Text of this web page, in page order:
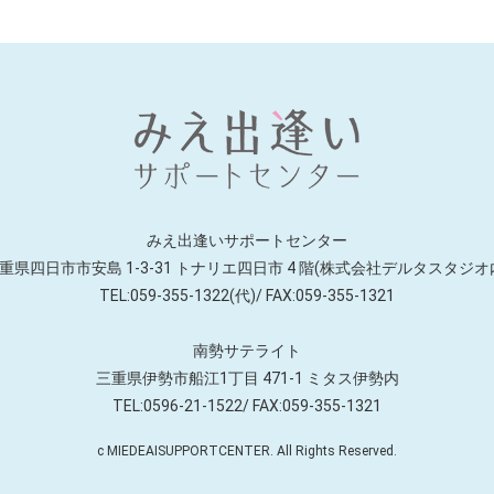
みえ出逢いサポートセンター
県四日市市安島 1-3-31 トナリエ四日市 4 階(株式会社デルタスタジオ
TEL:059-355-1322(代)/ FAX:059-355-1321
南勢サテライト
三重県伊勢市船江1丁目 471-1 ミタス伊勢内
TEL:0596-21-1522/ FAX:059-355-1321
c MIEDEAISUPPORTCENTER. All Rights Reserved.